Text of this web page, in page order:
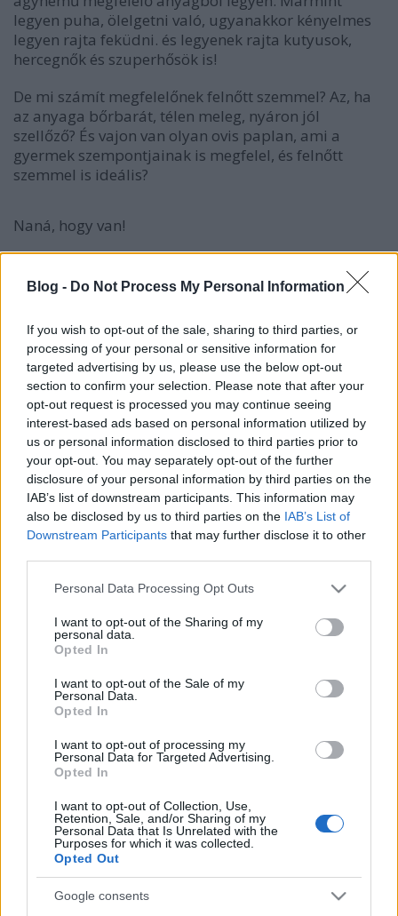
Blog - Do Not Process My Personal Information
If you wish to opt-out of the sale, sharing to third parties, or
processing of your personal or sensitive information for
targeted advertising by us, please use the below opt-out
section to confirm your selection. Please note that after your
opt-out request is processed you may continue seeing
interest-based ads based on personal information utilized by
us or personal information disclosed to third parties prior to
your opt-out. You may separately opt-out of the further
disclosure of your personal information by third parties on the
IAB’s list of downstream participants. This information may
also be disclosed by us to third parties on the IAB’s List of
Downstream Participants that may further disclose it to other
Please note that this website/app uses one or more Google
not limited to your visit or usage behaviour. You may click to
grant or deny consent to Google and its third-party tags to
use your data for below specified purposes in below Google
consent section.
Personal Data Processing Opt Outs
I want to opt-out of the Sharing of my
personal data.
Opted In
I want to opt-out of the Sale of my
Personal Data.
Opted In
I want to opt-out of processing my
Personal Data for Targeted Advertising.
Opted In
I want to opt-out of Collection, Use,
Retention, Sale, and/or Sharing of my
Personal Data that Is Unrelated with the
Purposes for which it was collected.
Opted Out
Google consents
legyen puha, ölelgetni való, ugyanakkor kényelmes
legyen rajta feküdni. és legyenek rajta kutyusok,
hercegnők és szuperhősök is!
De mi számít megfelelőnek felnőtt szemmel? Az, ha
az anyaga bőrbarát, télen meleg, nyáron jól
szellőző? És vajon van olyan ovis paplan, ami a
gyermek szempontjainak is megfelel, és felnőtt
szemmel is ideális?
Naná, hogy van!
Az ovis ágynemű legyen könnyű, mint a pehely, hogy
forgolódhasson alatta, ha akar. Legyen optimális a
hőelvezetése, és ha úgy alakul, szívja fel az
izzadtságot.
A pamut nagyszerű választás lenne ovis ágynemű
számára, hiszen természetes anyagból készült,
bőrbarát. Remekül szellőzik, ölelgetni és gyűrnivaló
anyag.
Azonban a rugalmas puha PE szél még jobb
megoldás, mert a könnyű és paplan gyűrhető, de
kirúgja magát. Könnyen kezelhető, jól bírja a gyakori
mosást is, nem deformálódik könnyen.
gyakran kell mosni, mert koszos tappancsok is
felmásznak néha az ágyra, és előfordulhatnak még
éjszakai balesetek is.
Az ovis paplan gyakran önmagában mintás, nem
szükséges paplanhuzatot tenni rá, ezért még
takarékos megoldást is jelenthet.
Az ovis ágynemű színe
Az ovis ágynemű színét könnyű kitalálni, mindig az,
ami éppen divatos. Az éppen új, vagy régi,d e
közkedvelt mesehősök. Az éppen népszerű
Hercegnős paplanok biztosan sikert aratnak a
kicsiknél.